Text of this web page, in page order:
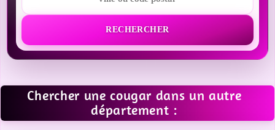
RECHERCHER
Chercher une cougar dans un autre
département :